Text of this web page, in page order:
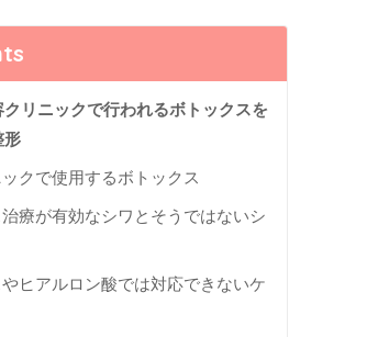
クリニックで行われるボトックスを
形
クで使用するボトックス
療が有効なシワとそうではないシ
ヒアルロン酸では対応できないケ